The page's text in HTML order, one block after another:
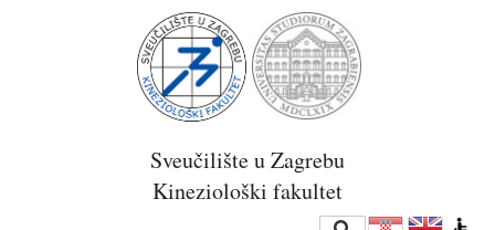
Sveučilište u Zagrebu
Kineziološki fakultet